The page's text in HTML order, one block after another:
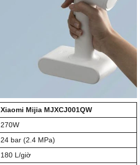
Xiaomi Mijia MJXCJ001QW
270W
24 bar (2.4 MPa)
180 L/giờ